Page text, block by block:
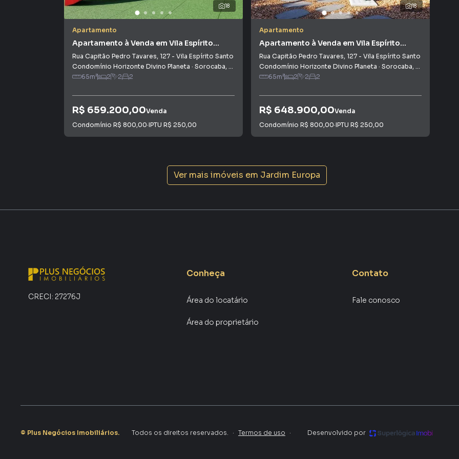
em Jardim Europa. Isso porque temos uma equipe de marketing digital focada em produzir campanhas
específicas para Sorocaba, o que aumenta muito o número de contatos interessados e tendo como
consequência uma maior chance de vender ou alugar seu imóvel mais rápido. Contamos também com
um time de programadores, corretores treinados e uma central de atendimento preparada para
atender proprietários e inquilinos.
18
Apartamento
Apartamento à Venda em Vila Espírito
Santo
Rua Capitão Pedro Tavares, 127 - Vila Espírito Santo
Condomínio Horizonte Divino Planeta · Sorocaba, SP
65m² 2 2 2
R$ 659.200,00Venda
Condomínio R$ 800,00·IPTU R$ 250,00
18
Apartamento
Apartamento à Venda em Vila Espírito
Santo
Rua Capitão Pedro Tavares, 127 - Vila Espírito Santo
Condomínio Horizonte Divino Planeta · Sorocaba, SP
65m² 2 2 2
R$ 648.900,00Venda
Condomínio R$ 800,00·IPTU R$ 250,00
Ver mais imóveis em Jardim Europa
CRECI: 27276J
Conheça
Área do locatário
Área do proprietário
Contato
Fale conosco
© Plus Negócios Imobiliários. Todos os direitos reservados. · Termos de uso · Desenvolvido por